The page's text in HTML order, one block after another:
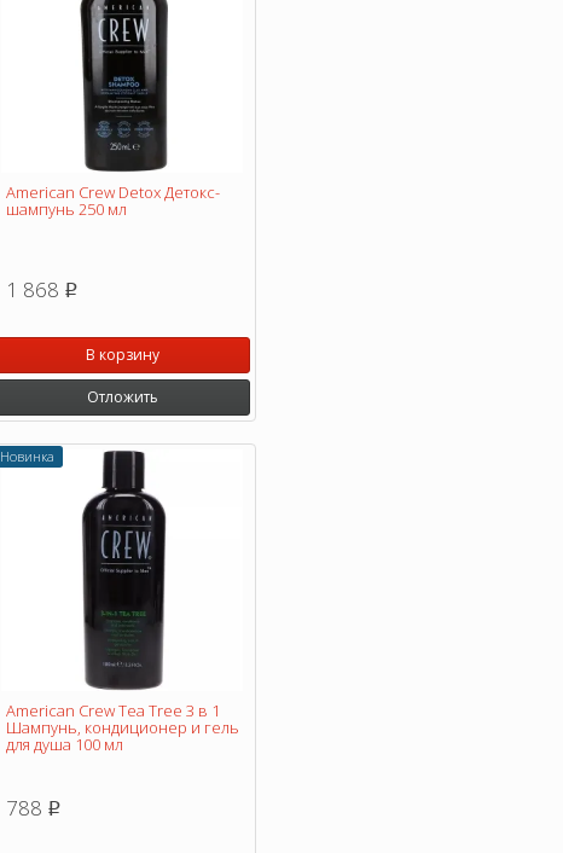
American Crew Detox Детокс-
шампунь 250 мл
1 868 p
В корзину
Отложить
Новинка
American Crew Tea Tree 3 в 1
Шампунь, кондиционер и гель
для душа 100 мл
788 p